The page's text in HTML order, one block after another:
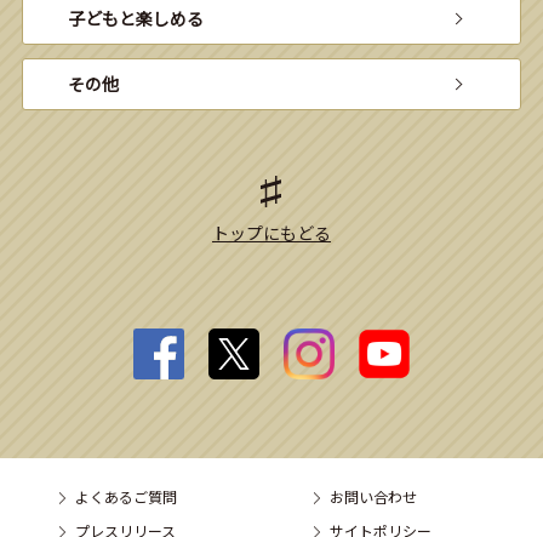
子どもと楽しめる
その他
トップにもどる
よくあるご質問
お問い合わせ
プレスリリース
サイトポリシー